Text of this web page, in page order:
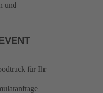
und
für Ihr